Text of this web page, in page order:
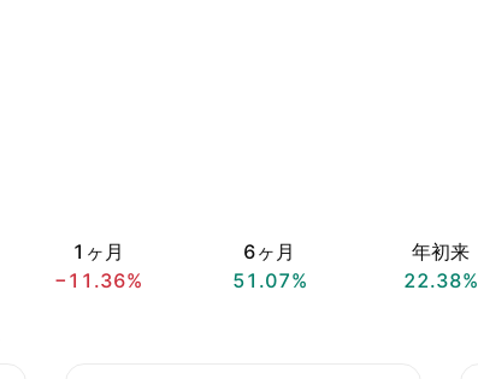
1ヶ月
−11.36%
6ヶ月
51.07%
年初来
22.38%